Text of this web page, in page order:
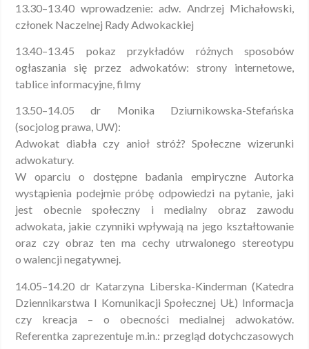
13.30–13.40 wprowadzenie: adw. Andrzej Michałowski,
członek Naczelnej Rady Adwokackiej
13.40–13.45 pokaz przykładów różnych sposobów
ogłaszania się przez adwokatów: strony internetowe,
tablice informacyjne, filmy
13.50–14.05 dr Monika Dziurnikowska-Stefańska
(socjolog prawa, UW):
Adwokat diabła czy anioł stróż? Społeczne wizerunki
adwokatury.
W oparciu o dostępne badania empiryczne Autorka
wystąpienia podejmie próbę odpowiedzi na pytanie, jaki
jest obecnie społeczny i medialny obraz zawodu
adwokata, jakie czynniki wpływają na jego kształtowanie
oraz czy obraz ten ma cechy utrwalonego stereotypu
o walencji negatywnej.
14.05–14.20 dr Katarzyna Liberska-Kinderman (Katedra
Dziennikarstwa I Komunikacji Społecznej UŁ) Informacja
czy kreacja – o obecności medialnej adwokatów.
Referentka zaprezentuje m.in.: przegląd dotychczasowych